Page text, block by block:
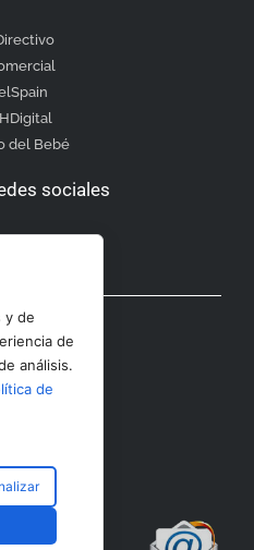
del Bebé
sociales
RRHHDigital
y de
de
análisis.
de